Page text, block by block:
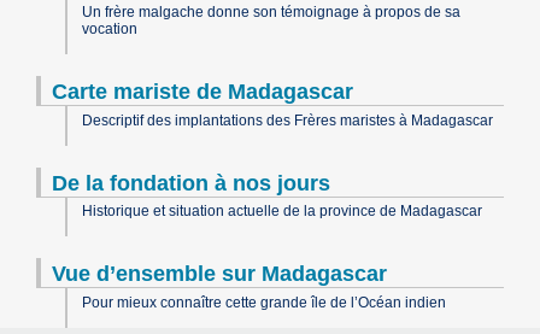
Un frère malgache donne son témoignage à propos de sa
vocation
Carte mariste de Madagascar
Descriptif des implantations des Frères maristes à Madagascar
De la fondation à nos jours
Historique et situation actuelle de la province de Madagascar
Vue d’ensemble sur Madagascar
Pour mieux connaître cette grande île de l’Océan indien